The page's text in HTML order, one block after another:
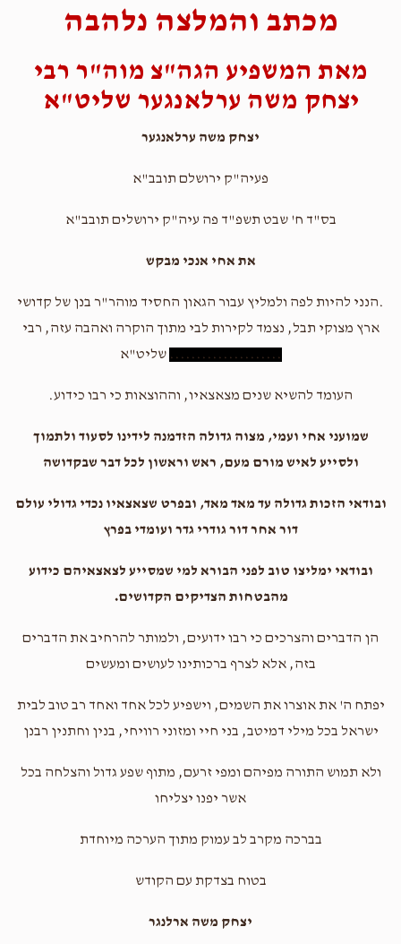
מכתב והמלצה נלהבה
מאת המשפיע הגה"צ מוה"ר רבי
יצחק משה ערלאנגער שליט"א
יצחק משה ערלאנגער
פעיה"ק ירושלם תובב"א
בס"ד ח' שבט תשפ"ד פה עיה"ק ירושלים תובב"א
את אחי אנכי מבקש
.הנני להיות לפה ולמליץ עבור הגאון החסיד מוהר"ר בנן של קדושי
ארץ מצוקי תבל, נצמד לקירות לבי מתוך הוקרה ואהבה עזה, רבי
..................... שליט"א
העומד להשיא שנים מצאצאיו, וההוצאות כי רבו כידוע.
שמועני אחי ועמי, מצוה גדולה הזדמנה לידינו לסעוד ולתמוך
ולסייע לאיש מורם מעם, ראש וראשון לכל דבר שבקדושה
ובודאי הזכות גדולה עד מאד מאד, ובפרט שצאצאיו נכדי גדולי עולם
דור אחר דור גודרי גדר ועומדי בפרץ
ובודאי ימליצו טוב לפני הבורא למי שמסייע לצאצאיהם כידוע
מהבטחות הצדיקים הקדושים.
הן הדברים והצרכים כי רבו ידועים, ולמותר להרחיב את הדברים
בזה, אלא לצרף ברכותינו לעושים ומעשים
יפתח ה' את אוצרו את השמים, וישפיע לכל אחד ואחד רב טוב לבית
ישראל בכל מילי דמיטב, בני חיי ומזוני רוויחי, בנין וחתנין רבנן
ולא תמוש התורה מפיהם ומפי זרעם, מתוף שפע גדול והצלחה בכל
אשר יפנו יצליחו
בברכה מקרב לב עמוק מתוך הערכה מיוחדת
בטוח בצדקת עם הקודש
יצחק משה ארלנגר